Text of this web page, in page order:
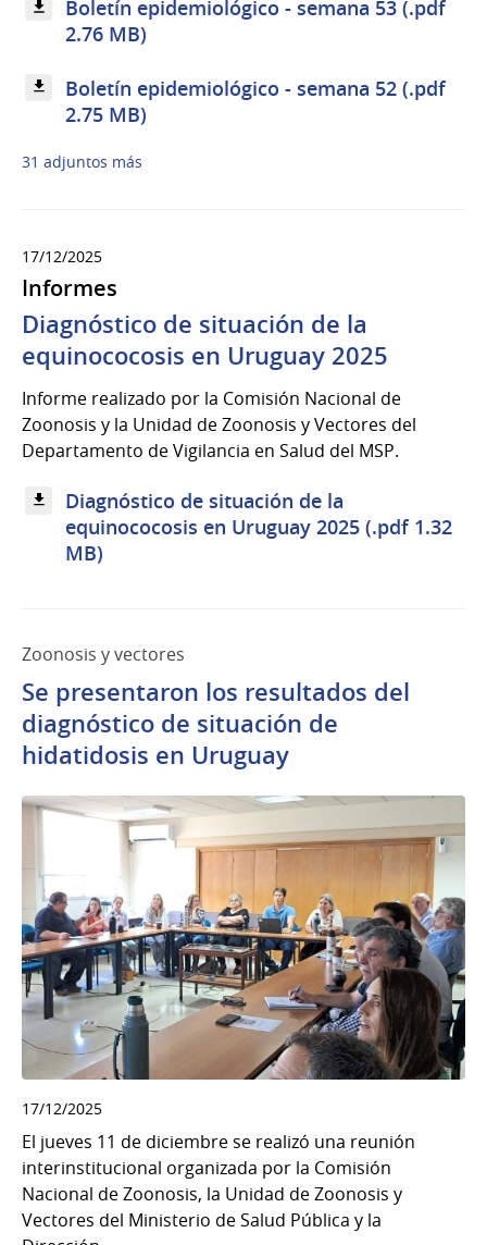
Boletín epidemiológico - semana 53 (.pdf
2.76 MB)
Boletín epidemiológico - semana 52 (.pdf
2.75 MB)
31 adjuntos más
17/12/2025
Informes
Diagnóstico de situación de la
equinococosis en Uruguay 2025
Informe realizado por la Comisión Nacional de
Zoonosis y la Unidad de Zoonosis y Vectores del
Departamento de Vigilancia en Salud del MSP.
Diagnóstico de situación de la
equinococosis en Uruguay 2025 (.pdf 1.32
MB)
Zoonosis y vectores
Se presentaron los resultados del
diagnóstico de situación de
hidatidosis en Uruguay
17/12/2025
El jueves 11 de diciembre se realizó una reunión
interinstitucional organizada por la Comisión
Nacional de Zoonosis, la Unidad de Zoonosis y
Vectores del Ministerio de Salud Pública y la